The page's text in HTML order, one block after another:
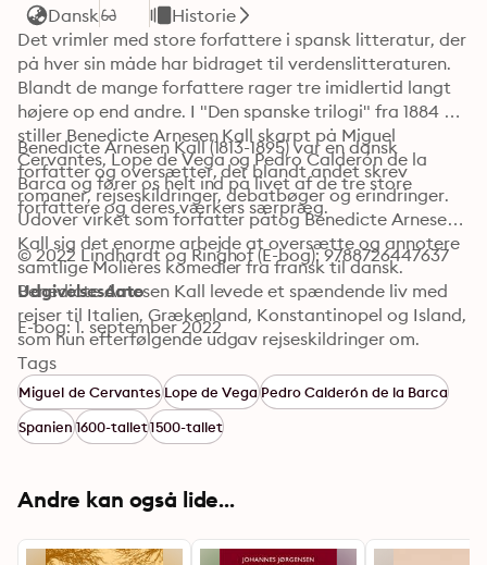
Dansk
Historie
Det vrimler med store forfattere i spansk litteratur, der
på hver sin måde har bidraget til verdenslitteraturen.
Blandt de mange forfattere rager tre imidlertid langt
højere op end andre. I "Den spanske trilogi" fra 1884
stiller Benedicte Arnesen Kall skarpt på Miguel
Cervantes, Lope de Vega og Pedro Calderón de la
Barca og fører os helt ind på livet af de tre store
forfattere og deres værkers særpræg.
Benedicte Arnesen Kall (1813-1895) var en dansk
forfatter og oversætter, der blandt andet skrev
romaner, rejseskildringer, debatbøger og erindringer.
Udover virket som forfatter påtog Benedicte Arnesen
Kall sig det enorme arbejde at oversætte og annotere
samtlige Molières komedier fra fransk til dansk.
Benedicte Arnesen Kall levede et spændende liv med
rejser til Italien, Grækenland, Konstantinopel og Island,
som hun efterfølgende udgav rejseskildringer om.
© 2022 Lindhardt og Ringhof (E-bog): 9788726447637
Udgivelsesdato
E-bog: 1. september 2022
Tags
Miguel de CervantesLope de VegaPedro Calderón de la Barca
Spanien1600-tallet1500-tallet
Andre kan også lide...